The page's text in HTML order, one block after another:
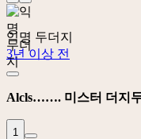
익명 두더지
3년 이상 전
Alcls……. 미스터 더지
1